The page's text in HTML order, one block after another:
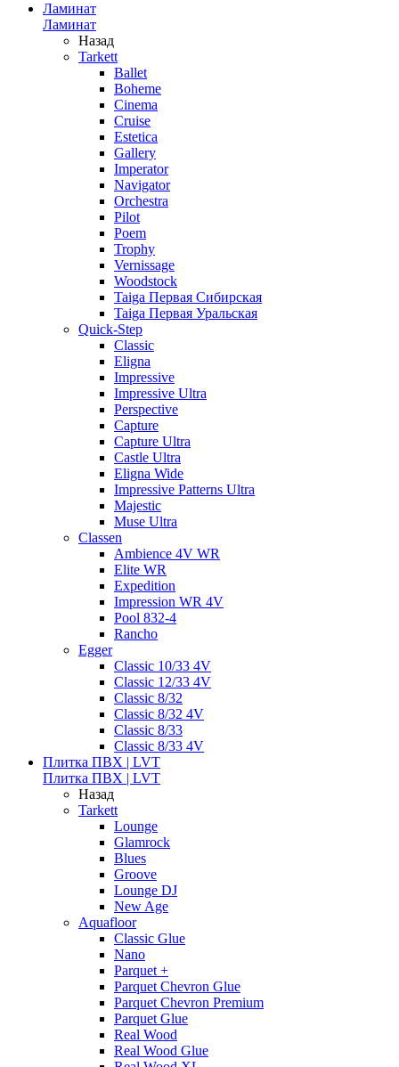
Ламинат
Ламинат
Назад
Tarkett
Ballet
Boheme
Cinema
Cruise
Estetica
Gallery
Imperator
Navigator
Orchestra
Pilot
Poem
Trophy
Vernissage
Woodstock
Taiga Первая Сибирская
Taiga Первая Уральская
Quick-Step
Classic
Eligna
Impressive
Impressive Ultra
Perspective
Capture
Capture Ultra
Castle Ultra
Eligna Wide
Impressive Patterns Ultra
Majestic
Muse Ultra
Classen
Ambience 4V WR
Elite WR
Expedition
Impression WR 4V
Pool 832-4
Rancho
Egger
Classic 10/33 4V
Classic 12/33 4V
Classic 8/32
Classic 8/32 4V
Classic 8/33
Classic 8/33 4V
Плитка ПВХ | LVT
Плитка ПВХ | LVT
Назад
Tarkett
Lounge
Glamrock
Blues
Groove
Lounge DJ
New Age
Aquafloor
Classic Glue
Nano
Parquet +
Parquet Chevron Glue
Parquet Chevron Premium
Parquet Glue
Real Wood
Real Wood Glue